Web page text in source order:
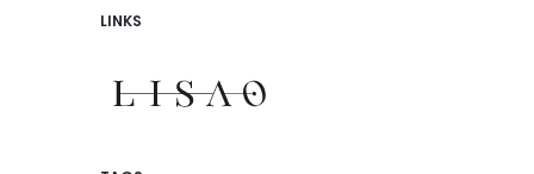
LINKS